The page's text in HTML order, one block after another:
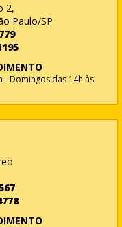
2,
Paulo/SP
- Domingos das 14h às